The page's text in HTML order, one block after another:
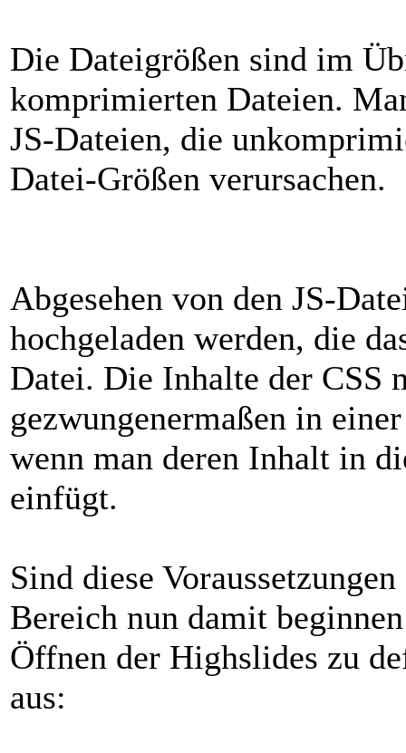
Die Dateigrößen sind im
komprimierten Dateien.
JS-Dateien, die
Datei-Größen verursachen.
Abgesehen von den JS-
hochgeladen werden, die
Datei. Die Inhalte der CSS
gezwungenermaßen in
wenn man deren Inhalt in
einfügt.
Sind diese
Bereich nun damit
Öffnen der Highslides zu
aus: